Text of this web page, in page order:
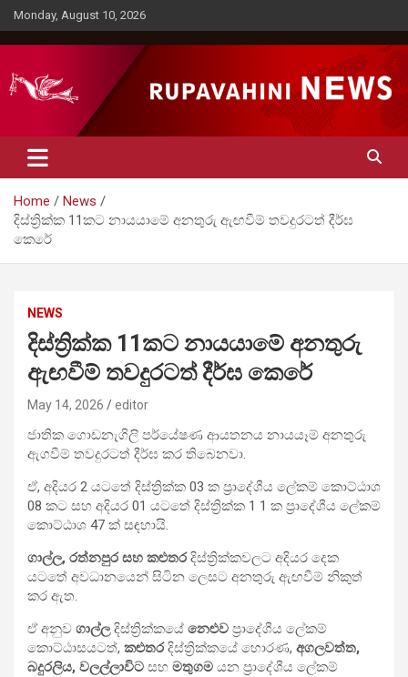
Skip
to
content
Monday, August 10, 2026
Rupavahini News
Home
News
දිස්ත්‍රික්ක 11කට නායයාමේ අනතුරු ඇඟවීම් තවදුරටත් දීර්ඝ
කෙරේ
NEWS
දිස්ත්‍රික්ක 11කට නායයාමේ අනතුරු
ඇඟවීම් තවදුරටත් දීර්ඝ කෙරේ
May 14, 2026 editor
ජාතික ගොඩනැගිලි පර්යේෂණ ආයතනය නායයෑම් අනතුරු
ඇගවීම් තවදුරටත් දීර්ඝ කර තිබෙනවා.
ඒ, අදියර 2 යටතේ දිස්ත්‍රික්ක 03 ක ප්‍රාදේශීය ලේකම් කොට්ඨාශ
08 කට සහ අදියර 01 යටතේ දිස්ත්‍රික්ක 1 1 ක ප්‍රාදේශීය ලේකම්
කොට්ඨාශ 47 ක් සඳහායි.
ගාල්ල, රත්නපුර සහ කළුතරදිස්ත්‍රික්කවලට අදියර දෙක
යටතේ අවධානයෙන් සිටින ලෙසට අනතුරු ඇඟවීම් නිකුත්
කර ඇත.
ඒ අනුව ගාල්ලදිස්ත්‍රික්කයේ නෙළුව ප්‍රාදේශීය ලේකම්
කොට්ඨාසයටත්, කළුතරදිස්ත්‍රික්කයේ හොරණ, අගලවත්ත,
බදුරලිය, වලල්ලාවිට සහ මතුගම යන ප්‍රාදේශීය ලේකම්